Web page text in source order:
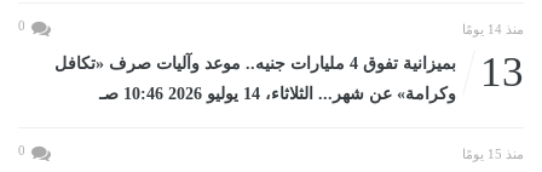
منذ 14 يومًا 0
13
بميزانية تفوق 4 مليارات جنيه.. موعد وآليات صرف «تكافل
وكرامة» عن شهر... الثلاثاء، 14 يوليو 2026 10:46 صـ
منذ 15 يومًا 0